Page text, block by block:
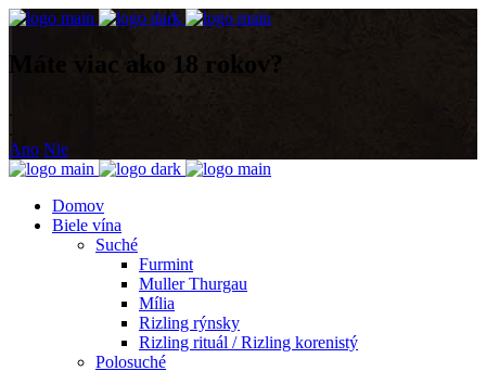
Máte viac ako 18 rokov?
.
.
Ano Nie
Domov
Biele vína
Suché
Furmint
Muller Thurgau
Mília
Rizling rýnsky
Rizling rituál / Rizling korenistý
Polosuché